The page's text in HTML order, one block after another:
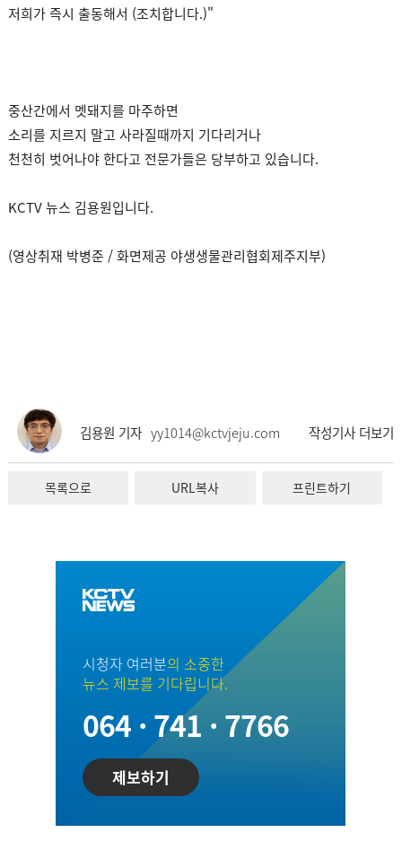
저희가 즉시 출동해서 (조치합니다.)"
중산간에서 멧돼지를 마주하면
소리를 지르지 말고 사라질때까지 기다리거나
천천히 벗어나야 한다고 전문가들은 당부하고 있습니다.
KCTV 뉴스 김용원입니다.
(영상취재 박병준 / 화면제공 야생생물관리협회제주지부)
김용원 기자 yy1014@kctvjeju.com 작성기사 더보기
목록으로 URL복사 프린트하기
시청자 여러분의 소중한
뉴스 제보를 기다립니다.
064 · 741 · 7766
제보하기